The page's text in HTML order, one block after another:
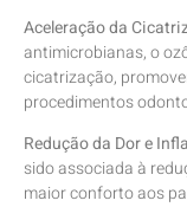
Aceleração da
antimicrobianas, o
cicatrização,
procedimentos
Redução da Dor e
sido associada à
maior conforto aos